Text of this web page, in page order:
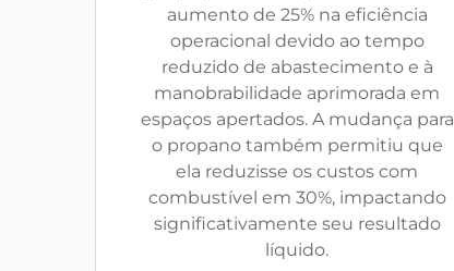
aumento de 25% na eficiência
operacional devido ao tempo
reduzido de abastecimento e à
manobrabilidade aprimorada em
espaços apertados. A mudança para
o propano também permitiu que
ela reduzisse os custos com
combustível em 30%, impactando
significativamente seu resultado
líquido.